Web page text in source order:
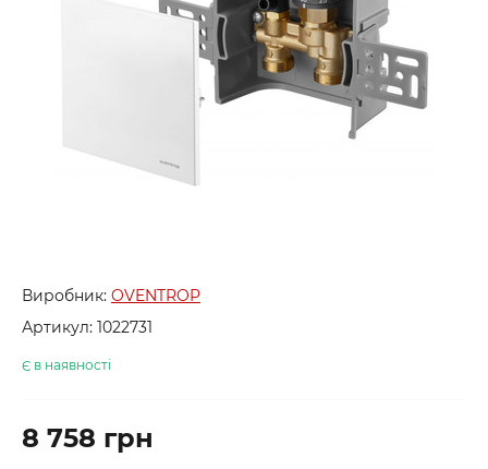
Виробник: OVENTROP
Артикул: 1022731
Є в наявності
8 758 грн